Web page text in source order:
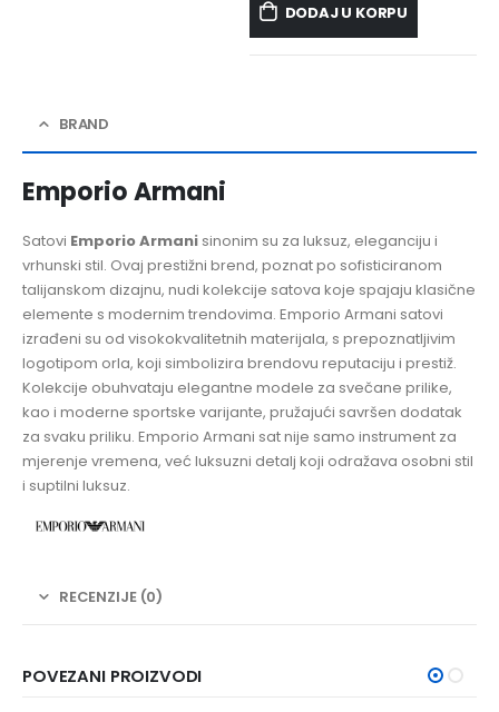
DODAJ U KORPU
BRAND
Emporio Armani
Satovi Emporio Armani sinonim su za luksuz, eleganciju i
vrhunski stil. Ovaj prestižni brend, poznat po sofisticiranom
talijanskom dizajnu, nudi kolekcije satova koje spajaju klasične
elemente s modernim trendovima. Emporio Armani satovi
izrađeni su od visokokvalitetnih materijala, s prepoznatljivim
logotipom orla, koji simbolizira brendovu reputaciju i prestiž.
Kolekcije obuhvataju elegantne modele za svečane prilike,
kao i moderne sportske varijante, pružajući savršen dodatak
za svaku priliku. Emporio Armani sat nije samo instrument za
mjerenje vremena, već luksuzni detalj koji odražava osobni stil
i suptilni luksuz.
RECENZIJE (0)
POVEZANI PROIZVODI